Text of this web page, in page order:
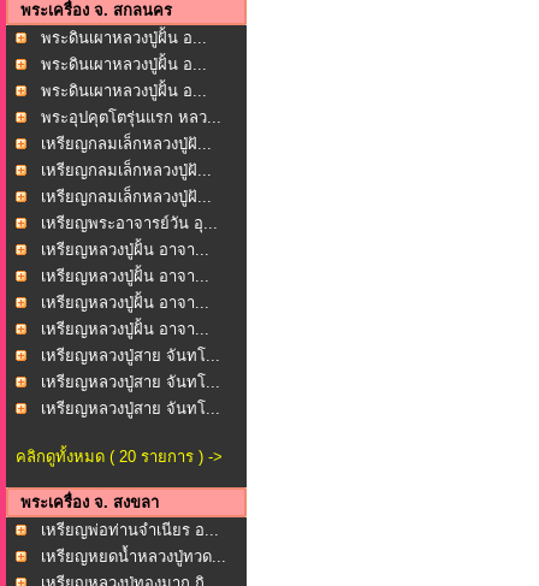
พระเครื่อง จ. สกลนคร
พระดินเผาหลวงปู่ฝั้น อ...
พระดินเผาหลวงปู่ฝั้น อ...
พระดินเผาหลวงปู่ฝั้น อ...
พระอุปคุตโตรุ่นแรก หลว...
เหรียญกลมเล็กหลวงปู่ฝั...
เหรียญกลมเล็กหลวงปู่ฝั...
เหรียญกลมเล็กหลวงปู่ฝั...
เหรียญพระอาจารย์วัน อุ...
เหรียญหลวงปู่ฝั้น อาจา...
เหรียญหลวงปู่ฝั้น อาจา...
เหรียญหลวงปู่ฝั้น อาจา...
เหรียญหลวงปู่ฝั้น อาจา...
เหรียญหลวงปู่สาย จันทโ...
เหรียญหลวงปู่สาย จันทโ...
เหรียญหลวงปู่สาย จันทโ...
คลิกดูทั้งหมด ( 20 รายการ ) ->
พระเครื่อง จ. สงขลา
เหรียญพ่อท่านจำเนียร อ...
เหรียญหยดน้ำหลวงปู่ทวด...